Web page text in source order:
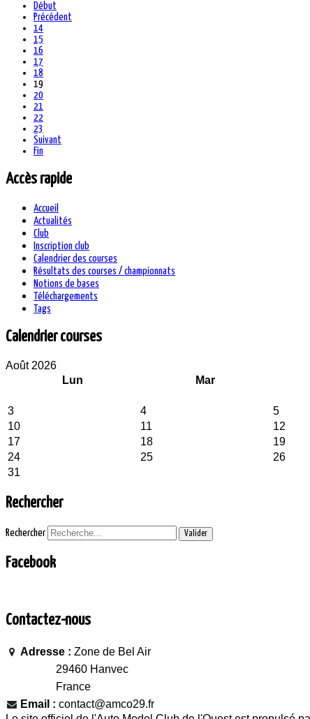
Début
Précédent
14
15
16
17
18
19
20
21
22
23
Suivant
Fin
Accès rapide
Accueil
Actualités
Club
Inscription club
Calendrier des courses
Résultats des courses / championnats
Notions de bases
Téléchargements
Tags
Calendrier courses
Août 2026
Lun
Mar
3
4 5
10
11 12
17
18 19
24
25 26
31
Rechercher
Rechercher Valider
Facebook
Contactez-nous
Adresse : Zone de Bel Air
29460 Hanvec
France
Email : contact@amco29.fr